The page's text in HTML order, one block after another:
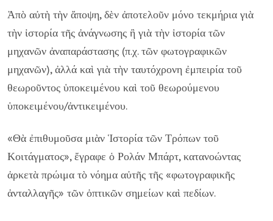
Ἀπὸ αὐτὴ τὴν ἄποψη, δὲν ἀποτελοῦν μόνο τεκμήρια γιὰ
τὴν ἱστορία τῆς ἀνάγνωσης ἢ γιὰ τὴν ἱστορία τῶν
μηχανῶν ἀναπαράστασης (π.χ. τῶν φωτογραφικῶν
μηχανῶν), ἀλλά καὶ γιὰ τὴν ταυτόχρονη ἐμπειρία τοῦ
θεωροῦντος ὑποκειμένου καὶ τοῦ θεωρούμενου
ὑποκειμένου/ἀντικειμένου.
«Θὰ ἐπιθυμοῦσα μιὰν Ἱστορία τῶν Τρόπων τοῦ
Κοιτάγματος», ἔγραφε ὁ Ρολάν Μπάρτ, κατανοώντας
ἀρκετὰ πρώιμα τὸ νόημα αὐτῆς τῆς «φωτογραφικῆς
ἀνταλλαγῆς» τῶν ὀπτικῶν σημείων καὶ πεδίων.